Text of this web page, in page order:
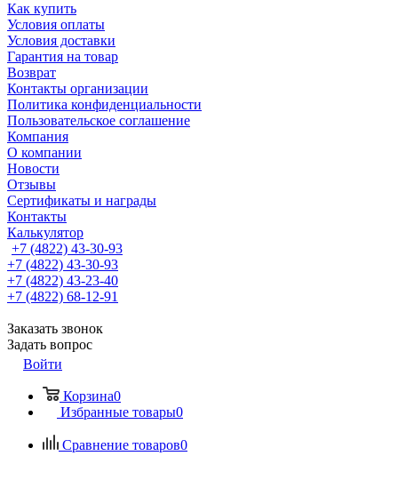
Как купить
Условия оплаты
Условия доставки
Гарантия на товар
Возврат
Контакты организации
Политика конфиденциальности
Пользовательское соглашение
Компания
О компании
Новости
Отзывы
Сертификаты и награды
Контакты
Калькулятор
+7 (4822) 43-30-93
+7 (4822) 43-30-93
+7 (4822) 43-23-40
+7 (4822) 68-12-91
Заказать звонок
Задать вопрос
Войти
Корзина0
Избранные товары0
Сравнение товаров0